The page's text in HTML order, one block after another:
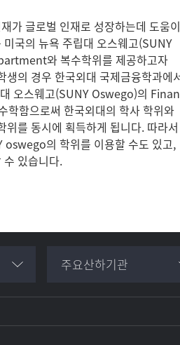
가 글로벌 인재로 성장하는데 도움이
국의 뉴욕 주립대 오스웨고(SUNY
와 복수학위를 제공하고자
생의 경우 한국외대 국제금융학과에
오스웨고(SUNY Oswego)의
함으로써 한국외대의 학사 학위와
를 동시에 획득하게 됩니다. 따라서
oswego의 학위를 이용할 수도 있고,
수 있습니다.
주요산하기관